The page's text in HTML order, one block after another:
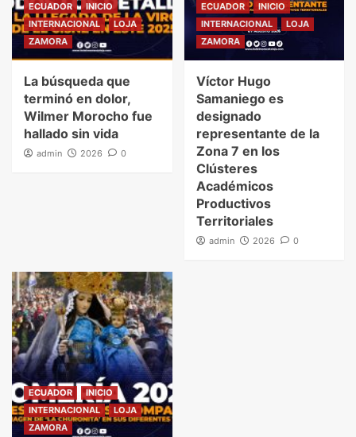
ECUADOR
INICIO
INTERNACIONAL
LOJA
ZAMORA
La búsqueda que
terminó en dolor,
Wilmer Morocho fue
hallado sin vida
admin 2026 0
ECUADOR
INICIO
INTERNACIONAL
LOJA
ZAMORA
Víctor Hugo
Samaniego es
designado
representante de la
Zona 7 en los
Clústeres
Académicos
Productivos
Territoriales
admin 2026 0
ECUADOR
INICIO
INTERNACIONAL
LOJA
ZAMORA